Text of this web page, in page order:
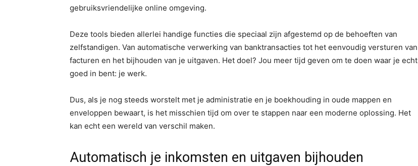
gebruiksvriendelijke online omgeving.
Deze tools bieden allerlei handige functies die speciaal zijn afgestemd op de behoeften van
zelfstandigen. Van automatische verwerking van banktransacties tot het eenvoudig versturen van
facturen en het bijhouden van je uitgaven. Het doel? Jou meer tijd geven om te doen waar je echt
goed in bent: je werk.
Dus, als je nog steeds worstelt met je administratie en je boekhouding in oude mappen en
enveloppen bewaart, is het misschien tijd om over te stappen naar een moderne oplossing. Het
kan echt een wereld van verschil maken.
Automatisch je inkomsten en uitgaven bijhouden